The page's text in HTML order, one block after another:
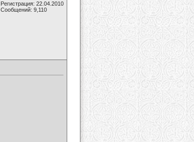
Регистрация: 22.04.2010
Сообщений: 9,110